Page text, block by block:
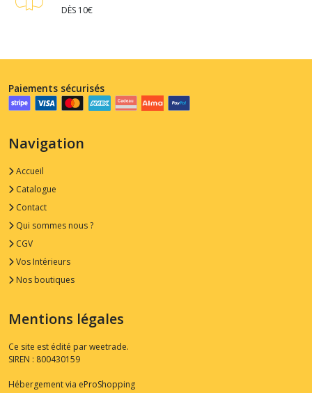
DÈS 10€
Paiements sécurisés
Navigation
Accueil
Catalogue
Contact
Qui sommes nous ?
CGV
Vos Intérieurs
Nos boutiques
Mentions légales
Ce site est édité par weetrade.
SIREN : 800430159
Hébergement via eProShopping